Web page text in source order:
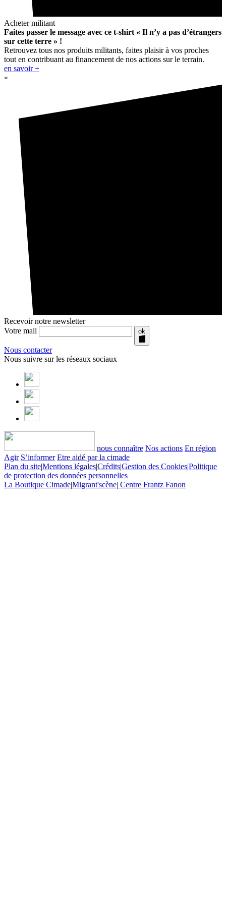
Acheter militant
Faites passer le message avec ce t-shirt « Il n’y a pas d’étrangers
sur cette terre » !
Retrouvez tous nos produits militants, faites plaisir à vos proches
tout en contribuant au financement de nos actions sur le terrain.
en savoir +
»
Recevoir notre newsletter
Votre mail
ok
Nous contacter
Nous suivre sur les réseaux sociaux
nous connaître Nos actions En région
Agir S’informer Etre aidé par la cimade
Plan du site|Mentions légales|Crédits|Gestion des Cookies|Politique
de protection des données personnelles
La Boutique Cimade|Migrant'scène| Centre Frantz Fanon